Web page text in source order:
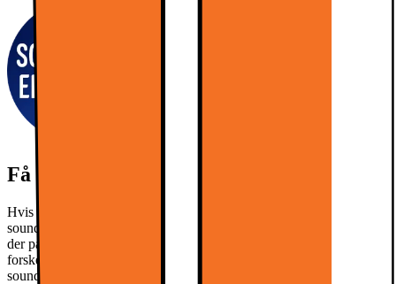
Få den bedste lyd til dit nye TV!
Hvis du ønsker at opgradere din TV-oplevelse, så kan du tilkøbe en
soundbar til dit TV. Klik på linket herunder og se, hvilken soundbar
der passer bedst til dig. Du kan også se vores soundbars i 3
forskellige klasser alt efter, hvor meget du ønsker at bruge din
soundbar til dit TV.